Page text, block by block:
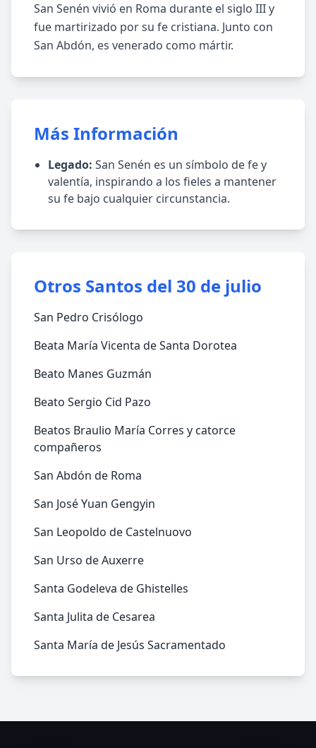
San Senén vivió en Roma durante el siglo III y
fue martirizado por su fe cristiana. Junto con
San Abdón, es venerado como mártir.
Más Información
Legado: San Senén es un símbolo de fe y
valentía, inspirando a los fieles a mantener
su fe bajo cualquier circunstancia.
Otros Santos del 30 de julio
San Pedro Crisólogo
Beata María Vicenta de Santa Dorotea
Beato Manes Guzmán
Beato Sergio Cid Pazo
Beatos Braulio María Corres y catorce
compañeros
San Abdón de Roma
San José Yuan Gengyin
San Leopoldo de Castelnuovo
San Urso de Auxerre
Santa Godeleva de Ghistelles
Santa Julita de Cesarea
Santa María de Jesús Sacramentado